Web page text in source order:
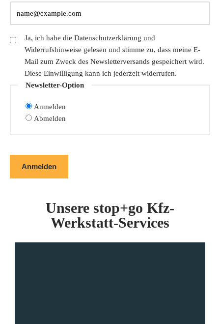
Ja, ich habe die Datenschutzerklärung und
Widerrufshinweise gelesen und stimme zu, dass meine E-
Mail zum Zweck des Newsletterversands gespeichert wird.
Diese Einwilligung kann ich jederzeit widerrufen.
Newsletter-Option
Anmelden
Abmelden
Anmelden
Unsere stop+go Kfz-
Werkstatt-Services